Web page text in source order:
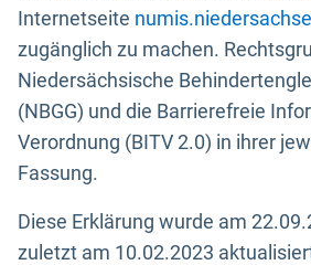
Internetseite
zugänglich zu machen.
Niedersächsische
(NBGG) und die Barrierefreie
Verordnung (BITV 2.0) in ihrer
Fassung.
Diese Erklärung wurde am
zuletzt am 10.02.2023